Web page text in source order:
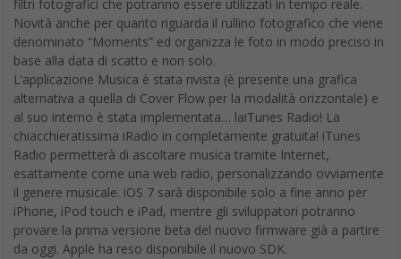
filtri fotografici che potranno essere utilizzati in tempo reale.
Novità anche per quanto riguarda il rullino fotografico che viene
denominato “Moments” ed organizza le foto in modo preciso in
base alla data di scatto e non solo.
L’applicazione Musica è stata rivista (è presente una grafica
alternativa a quella di Cover Flow per la modalità orizzontale) e
al suo interno è stata implementata… laiTunes Radio! La
chiacchieratissima iRadio in completamente gratuita! iTunes
Radio permetterà di ascoltare musica tramite Internet,
esattamente come una web radio, personalizzando ovviamente
il genere musicale. iOS 7 sarà disponibile solo a fine anno per
iPhone, iPod touch e iPad, mentre gli sviluppatori potranno
provare la prima versione beta del nuovo firmware già a partire
da oggi. Apple ha reso disponibile il nuovo SDK.